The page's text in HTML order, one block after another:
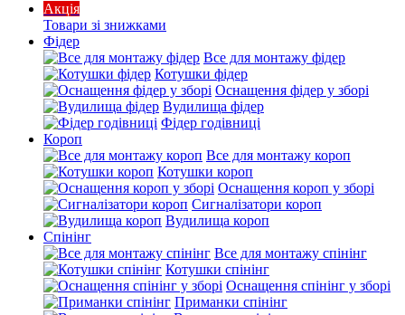
Акція
Товари зі знижками
Фідер
Все для монтажу фідер
Котушки фідер
Оснащення фідер у зборі
Вудилища фідер
Фідер годівниці
Короп
Все для монтажу короп
Котушки короп
Оснащення короп у зборі
Сигналізатори короп
Вудилища короп
Спінінг
Все для монтажу спінінг
Котушки спінінг
Оснащення спінінг у зборі
Приманки спінінг